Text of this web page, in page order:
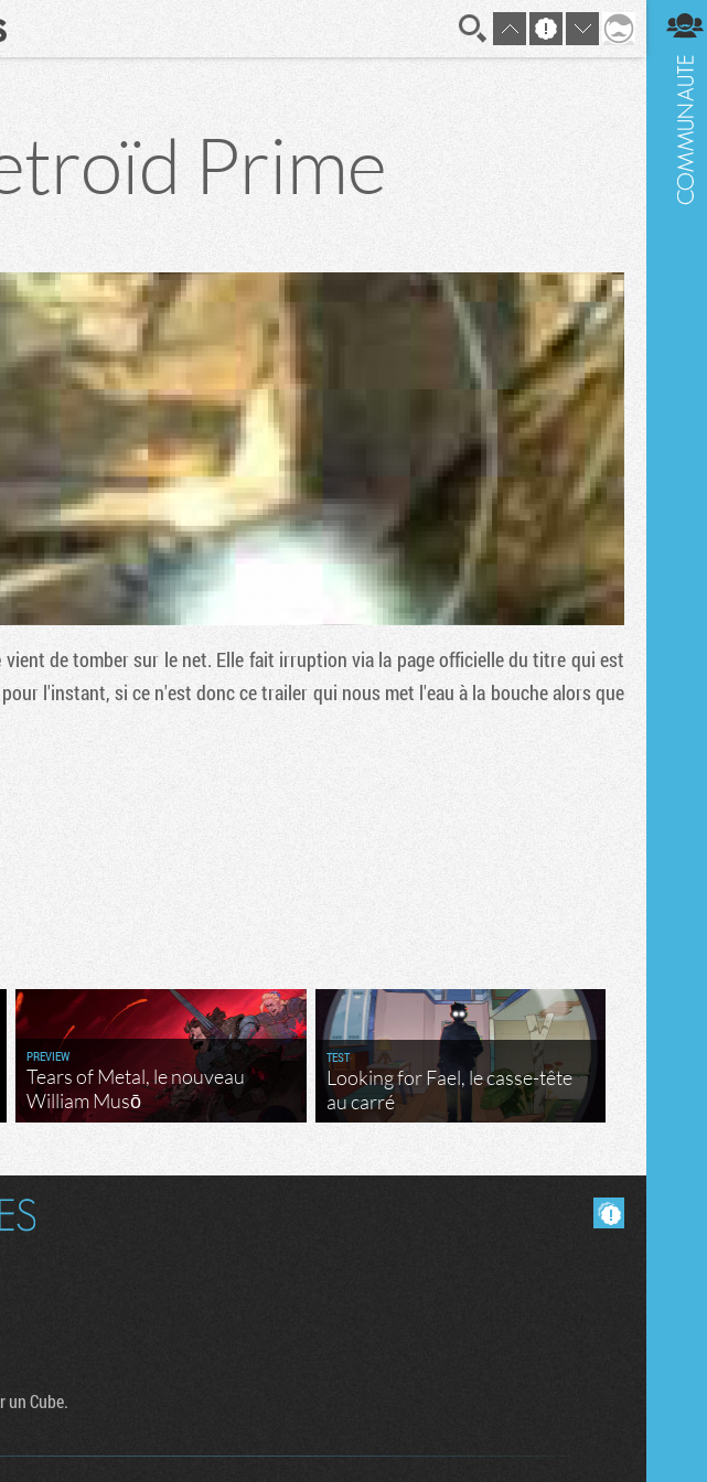
Prime
vient de tomber sur le net. Elle fait irruption via la page officielle du titre qui est
l'instant, si ce n'est donc ce trailer qui nous met l'eau à la bouche alors que
PREVIEW
Tears of Metal, le nouveau
William Musō
TEST
Looking for Fael, le casse-tête
au carré
un Cube.
En direct
Tribune